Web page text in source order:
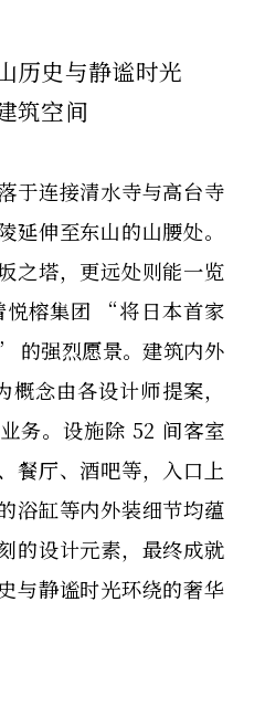
历史与静谧时光
筑空间
于连接清水寺与高台寺
延伸至东山的山腰处。
之塔，更远处则能一览
悦榕集团 “将日本首家
的强烈愿景。建筑内外
念由各设计师提案，
务。设施除 52 间客室
餐厅、酒吧等，入口上
浴缸等内外装细节均蕴
的设计元素，最终成就
与静谧时光环绕的奢华